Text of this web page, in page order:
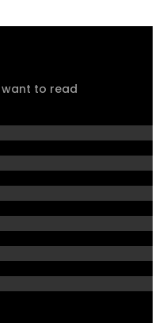
to read